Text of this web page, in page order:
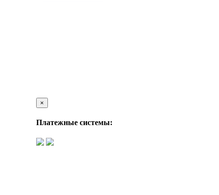
×
Платежные системы: